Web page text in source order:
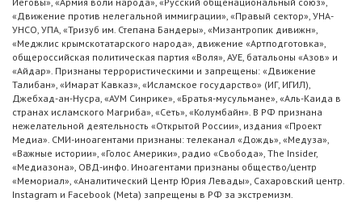
«Движение против нелегальной иммиграции», «Правый сектор», УНА-
УНСО, УПА, «Тризуб им. Степана Бандеры», «Мизантропик дивижн»,
«Меджлис крымскотатарского народа», движение «Артподготовка»,
общероссийская политическая партия «Воля», АУЕ, батальоны «Азов» и
«Айдар». Признаны террористическими и запрещены: «Движение
Талибан», «Имарат Кавказ», «Исламское государство» (ИГ, ИГИЛ),
Джебхад-ан-Нусра, «АУМ Синрике», «Братья-мусульмане», «Аль-Каида в
странах исламского Магриба», «Сеть», «Колумбайн». В РФ признана
нежелательной деятельность «Открытой России», издания «Проект
Медиа». СМИ-иноагентами признаны: телеканал «Дождь», «Медуза»,
«Важные истории», «Голос Америки», радио «Свобода», The Insider,
«Медиазона», ОВД-инфо. Иноагентами признаны общество/центр
«Мемориал», «Аналитический Центр Юрия Левады», Сахаровский центр.
Instagram и Facebook (Metа) запрещены в РФ за экстремизм.